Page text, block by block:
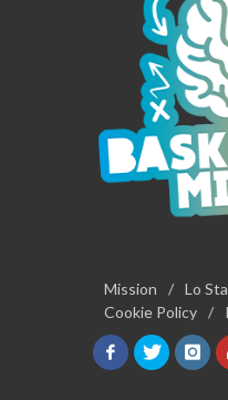
Mission / Lo
Cookie Policy /